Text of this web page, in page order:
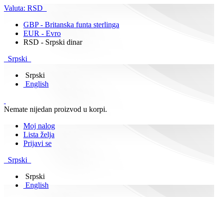
Valuta: RSD
GBP - Britanska funta sterlinga
EUR - Evro
RSD - Srpski dinar
Srpski
Srpski
English
Nemate nijedan proizvod u korpi.
Moj nalog
Lista želja
Prijavi se
Srpski
Srpski
English